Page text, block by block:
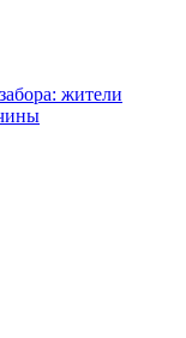
жители